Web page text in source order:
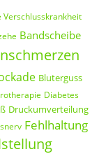
Bandscheibe
Bluterguss
Diabetes
Druckumverteilung
Fehlhaltung